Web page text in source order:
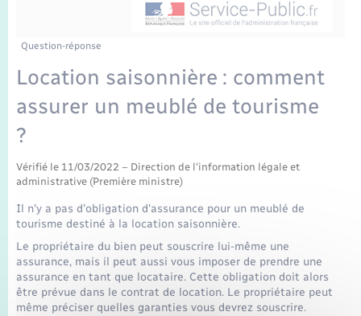
Mariage – PACS
Parrainage civil
Question-réponse
Location saisonnière : comment
assurer un meublé de tourisme
?
Vérifié le 11/03/2022 – Direction de l'information légale et
administrative (Première ministre)
Il n'y a pas d'obligation d'assurance pour un meublé de
tourisme destiné à la location saisonnière.
Le propriétaire du bien peut souscrire lui-même une
assurance, mais il peut aussi vous imposer de prendre une
assurance en tant que locataire. Cette obligation doit alors
être prévue dans le contrat de location. Le propriétaire peut
même préciser quelles garanties vous devrez souscrire.